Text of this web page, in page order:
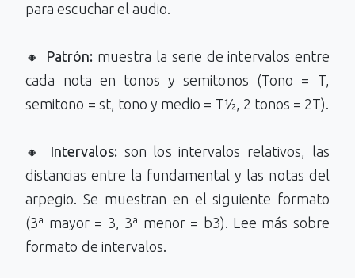
para escuchar el audio.
🔸 Patrón:muestra la serie de intervalos entre
cada nota en tonos y semitonos (Tono = T,
semitono = st, tono y medio = T½, 2 tonos = 2T).
🔸 Intervalos: son los intervalos relativos, las
distancias entre la fundamental y las notas del
arpegio. Se muestran en el siguiente formato
(3ª mayor = 3, 3ª menor = b3). Lee más sobre
formato de intervalos.